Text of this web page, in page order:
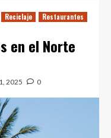
Reciclaje
Restaurantes
en el Norte
2025 0